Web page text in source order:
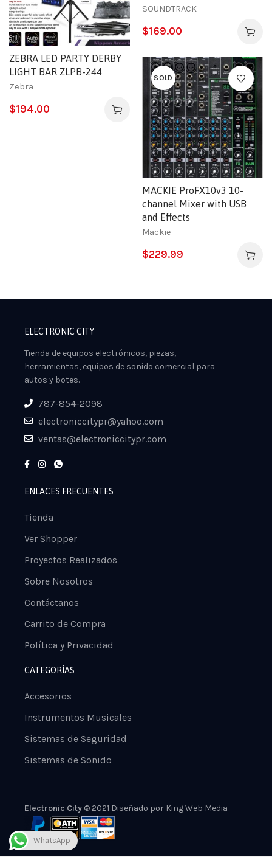
SOUNDTRACK
$169.00
ZEBRA LED PARTY DERBY
LIGHT BAR ZLPB-244
Zebra
$194.00
SOLD
MACKIE ProFX10v3 10-
channel Mixer with USB
and Effects
Mackie
$229.99
ELECTRONIC CITY
Tienda de equipos electrónicos, piezas,
herramientas, equipos de sonido comercial para
autos y botes.
787-854-2098
electroniccitypr@yahoo.com
ventas@electroniccitypr.com
ENLACES FRECUENTES
Tienda
Ver Shopper
Proyectos Realizados
Sobre Nosotros
Contáctanos
Carrito de Compra
Política y Privacidad
CATEGORÍAS
Accesorios
Instrumentos Musicales
Sistemas de Seguridad
Sistemas de Sonido
Electronic City © 2021 Diseñado por King Web Media
WhatsApp